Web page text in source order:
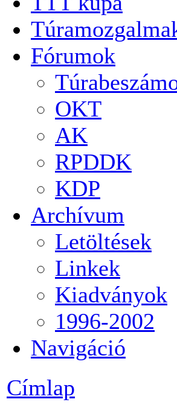
Fórumok
OKT
AK
RPDDK
KDP
Archívum
Letöltések
Linkek
Kiadványok
1996-2002
Navigáció
Címlap